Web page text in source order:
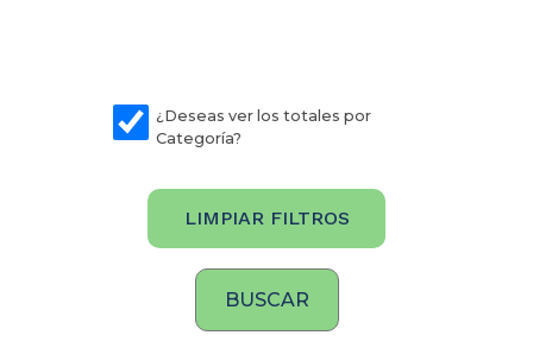
¿Deseas ver los totales por
Categoría?
LIMPIAR FILTROS